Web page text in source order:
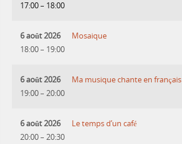
17:00– 18:00
6 août 2026
18:00– 19:00
Mosaique
6 août 2026
19:00– 20:00
Ma musique chante en français
6 août 2026
20:00– 20:30
Le temps d’un café